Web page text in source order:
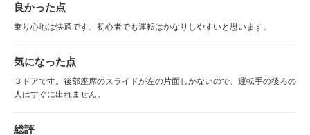
良かった点
乗り心地は快適です。初心者でも運転はかなりしやすいと思います。
気になった点
３ドアです。後部座席のスライドが左の片面しかないので、運転手の後ろの
人はすぐに出れません。
総評